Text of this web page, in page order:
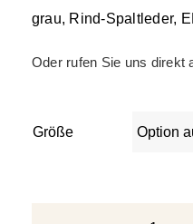
grau, Rind-Spaltleder,
Oder rufen Sie uns direkt
Größe